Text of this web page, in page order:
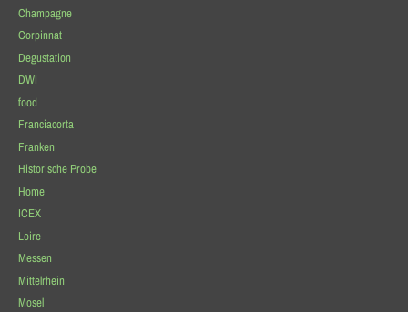
Champagne
Corpinnat
Degustation
DWI
food
Franciacorta
Franken
Historische Probe
Home
ICEX
Loire
Messen
Mittelrhein
Mosel